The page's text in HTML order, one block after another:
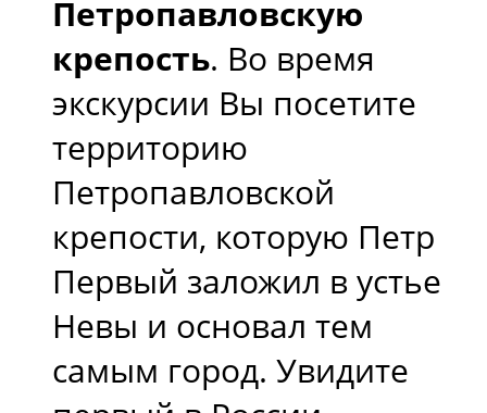
Петропавловскую
крепость. Во время
экскурсии Вы посетите
территорию
Петропавловской
крепости, которую Петр
Первый заложил в устье
Невы и основал тем
самым город. Увидите